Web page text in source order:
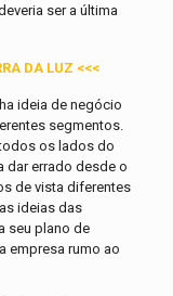
ser a última
DA LUZ <<<
ideia de negócio
segmentos.
os lados do
dar errado desde o
de vista diferentes
ideias das
seu plano de
empresa rumo ao